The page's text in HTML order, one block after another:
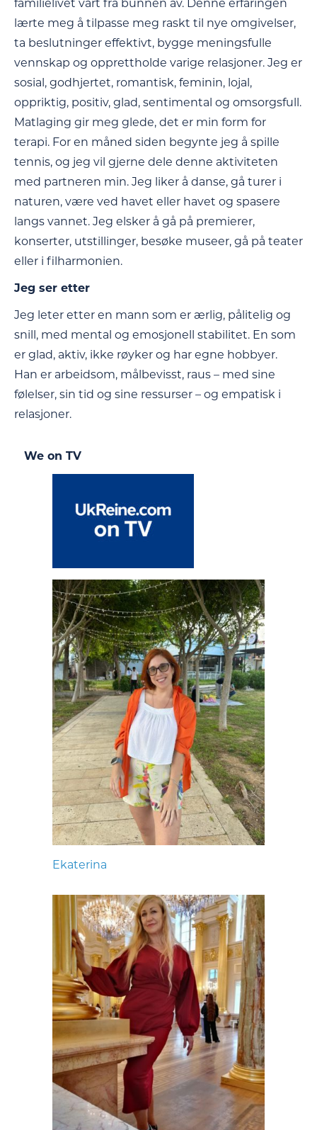
familielivet vårt fra bunnen av. Denne erfaringen
lærte meg å tilpasse meg raskt til nye omgivelser,
ta beslutninger effektivt, bygge meningsfulle
vennskap og opprettholde varige relasjoner. Jeg er
sosial, godhjertet, romantisk, feminin, lojal,
oppriktig, positiv, glad, sentimental og omsorgsfull.
Matlaging gir meg glede, det er min form for
terapi. For en måned siden begynte jeg å spille
tennis, og jeg vil gjerne dele denne aktiviteten
med partneren min. Jeg liker å danse, gå turer i
naturen, være ved havet eller havet og spasere
langs vannet. Jeg elsker å gå på premierer,
konserter, utstillinger, besøke museer, gå på teater
eller i filharmonien.
Jeg ser etter
Jeg leter etter en mann som er ærlig, pålitelig og
snill, med mental og emosjonell stabilitet. En som
er glad, aktiv, ikke røyker og har egne hobbyer.
Han er arbeidsom, målbevisst, raus – med sine
følelser, sin tid og sine ressurser – og empatisk i
relasjoner.
We on TV
Ekaterina